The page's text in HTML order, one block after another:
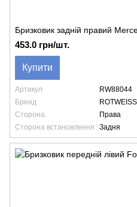
Бризковик задній правий
453.0 грн/шт.
Купити
Артикул
RW88044
Бренд
ROTWEISS
Сторона
Права
Сторона встановлення
Задня